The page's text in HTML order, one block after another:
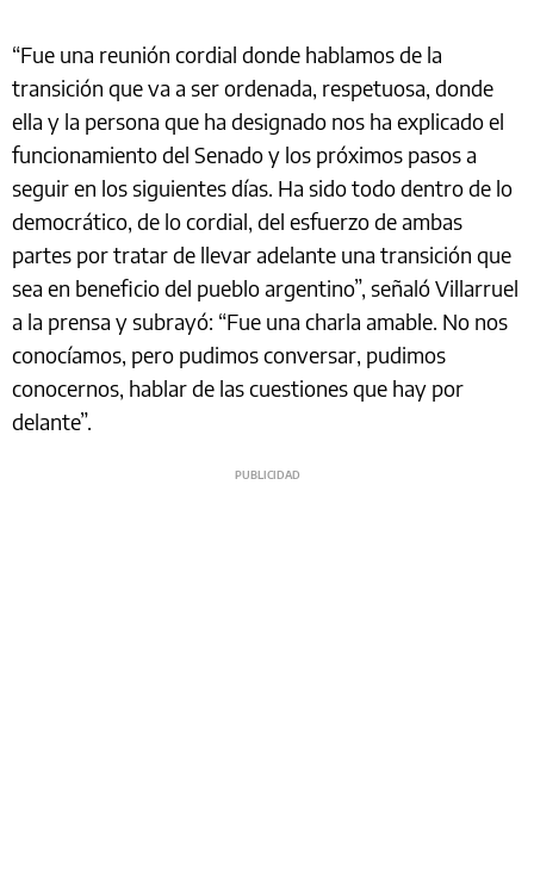
“Fue una reunión cordial donde hablamos de la
transición que va a ser ordenada, respetuosa, donde
ella y la persona que ha designado nos ha explicado el
funcionamiento del Senado y los próximos pasos a
seguir en los siguientes días. Ha sido todo dentro de lo
democrático, de lo cordial, del esfuerzo de ambas
partes por tratar de llevar adelante una transición que
sea en beneficio del pueblo argentino”, señaló Villarruel
a la prensa y subrayó: “Fue una charla amable. No nos
conocíamos, pero pudimos conversar, pudimos
conocernos, hablar de las cuestiones que hay por
delante”.